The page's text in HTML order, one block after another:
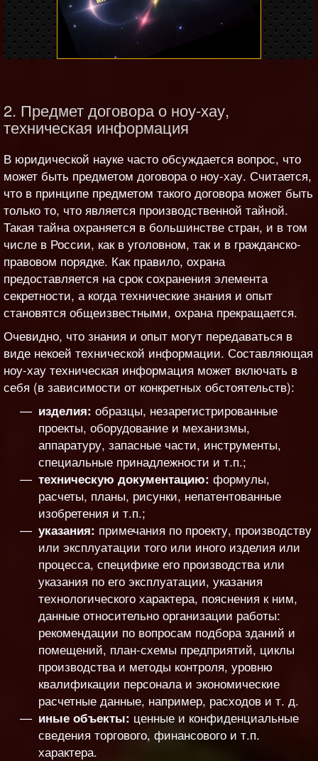
2. Предмет договора о ноу-хау,
техническая информация
В юридической науке часто обсуждается вопрос, что
может быть предметом договора о ноу-хау. Считается,
что в принципе предметом такого договора может быть
только то, что является производственной тайной.
Такая тайна охраняется в большинстве стран, и в том
числе в России, как в уголовном, так и в гражданско-
правовом порядке. Как правило, охрана
предоставляется на срок сохранения элемента
секретности, а когда технические знания и опыт
становятся общеизвестными, охрана прекращается.
Очевидно, что знания и опыт могут передаваться в
виде некоей технической информации. Составляющая
ноу-хау техническая информация может включать в
себя (в зависимости от конкретных обстоятельств):
изделия: образцы, незарегистрированные
проекты, оборудование и механизмы,
аппаратуру, запасные части, инструменты,
специальные принадлежности и т.п.;
техническую документацию: формулы,
расчеты, планы, рисунки, непатентованные
изобретения и т.п.;
указания: примечания по проекту, производству
или эксплуатации того или иного изделия или
процесса, специфике его производства или
указания по его эксплуатации, указания
технологического характера, пояснения к ним,
данные относительно организации работы:
рекомендации по вопросам подбора зданий и
помещений, план-схемы предприятий, циклы
производства и методы контроля, уровню
квалификации персонала и экономические
расчетные данные, например, расходов и т. д.
иные объекты: ценные и конфиденциальные
сведения торгового, финансового и т.п.
характера.